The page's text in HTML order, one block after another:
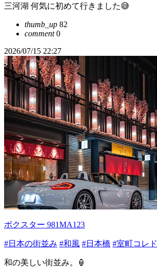
三河湖 何気に初めて行きました😅
thumb_up 82
comment0
2026/07/15 22:27
ボクスター 981MA123
#日本の街並み #和風 #日本橋 #室町コレド
和の美しい街並み。🏮